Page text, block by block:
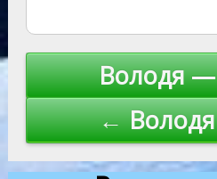
Навигация
по
записям
Володя
←